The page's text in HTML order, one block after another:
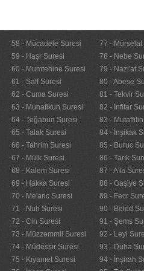
58 - Mücadele Suresi
59 - Haşr Suresi
60 - Mumtehine Suresi
61 - Saff Suresi
62 - Cuma Suresi
63 - Munafikun Suresi
64 - Teğabun Suresi
65 - Talak Suresi
66 - Tahrim Suresi
67 - Mülk Suresi
68 - Kalem Suresi
69 - Hakka Suresi
70 - Me'aric Suresi
71 - Nuh Suresi
72 - Cin Suresi
73 - Müzzemmil Suresi
74 - Müdessir Suresi
75 - Kıyamet Suresi
77 - Mürselat
78 - Nebe
79 - Nazi'at
80 - Abese
81 - Tekvir
82 - İnfitar
83 -
84 - İnşikak
85 - Buruc
86 - Tarık
87 - A'la
88 - Gaşiye
89 - Fecr
90 - Beled
91 - Şems
92 - Leyl
93 - Duha
94 - İnşirah